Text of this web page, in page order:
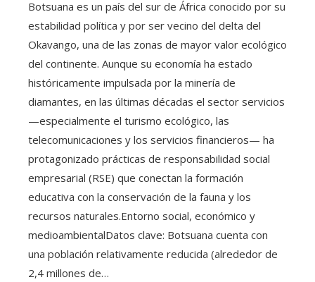
Botsuana es un país del sur de África conocido por su
estabilidad política y por ser vecino del delta del
Okavango, una de las zonas de mayor valor ecológico
del continente. Aunque su economía ha estado
históricamente impulsada por la minería de
diamantes, en las últimas décadas el sector servicios
—especialmente el turismo ecológico, las
telecomunicaciones y los servicios financieros— ha
protagonizado prácticas de responsabilidad social
empresarial (RSE) que conectan la formación
educativa con la conservación de la fauna y los
recursos naturales.Entorno social, económico y
medioambientalDatos clave: Botsuana cuenta con
una población relativamente reducida (alrededor de
2,4 millones de…